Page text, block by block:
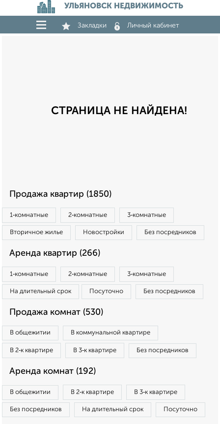
УЛЬЯНОВСК НЕДВИЖИМОСТЬ
Закладки Личный кабинет
СТРАНИЦА НЕ НАЙДЕНА!
Продажа квартир (1850)
1‑комнатные 2‑комнатные 3‑комнатные
Вторичное жилье Новостройки Без посредников
Аренда квартир (266)
1‑комнатные 2‑комнатные 3‑комнатные
На длительный срок Посуточно Без посредников
Продажа комнат (530)
В общежитии В коммунальной квартире
В 2‑к квартире В 3‑к квартире Без посредников
Аренда комнат (192)
В общежитии В 2‑к квартире В 3‑к квартире
Без посредников На длительный срок Посуточно